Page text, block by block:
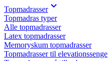
Topmadrasser
Topmadras typer
Alle topmadrasser
Latex topmadrasser
Memoryskum topmadrasser
Topmadrasser til elevationssenge